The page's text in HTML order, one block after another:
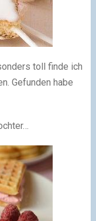
toll finde ich
Gefunden habe